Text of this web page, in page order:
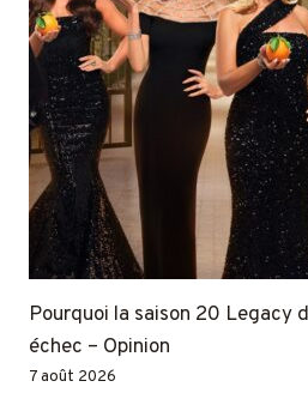
Pourquoi la saison 20 Legacy
échec – Opinion
7 août 2026